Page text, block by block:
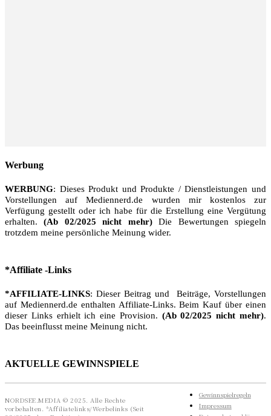
Werbung
WERBUNG: Dieses Produkt und Produkte / Dienstleistungen und
Vorstellungen auf Mediennerd.de wurden mir kostenlos zur
Verfügung gestellt oder ich habe für die Erstellung eine Vergütung
erhalten.(Ab 02/2025 nicht mehr)Die Bewertungen spiegeln
trotzdem meine persönliche Meinung wider.
*Affiliate -Links
*AFFILIATE-LINKS: Dieser Beitrag und Beiträge, Vorstellungen
auf Mediennerd.de enthalten Affiliate-Links. Beim Kauf über einen
dieser Links erhielt ich eine Provision. (Ab 02/2025 nicht mehr).
Das beeinflusst meine Meinung nicht.
AKTUELLE GEWINNSPIELE
NORDSEE.MEDIA © 2025. Alle Rechte
vorbehalten. *Affiliatelinks/Werbelinks (Seit
Gewinnspielregeln
Impressum